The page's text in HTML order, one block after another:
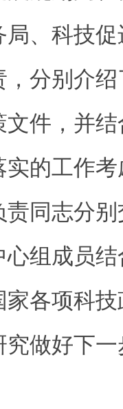
局、科技
分别介
件，并
的工作
责同志分
组成员
家各项科
做好下